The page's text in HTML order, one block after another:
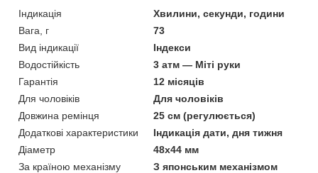
Індикація
Хвилини, секунди, години
Вага, г
73
Вид індикації
Індекси
Водостійкість
3 атм — Міті руки
Гарантія
12 місяців
Для чоловіків
Для чоловіків
Довжина ремінця
25 см (регулюється)
Додаткові характеристики
Індикація дати, дня тижня
Діаметр
48x44 мм
За країною механізму
З японським механізмом